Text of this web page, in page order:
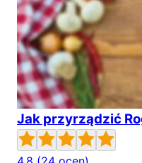
Jak przyrządzić